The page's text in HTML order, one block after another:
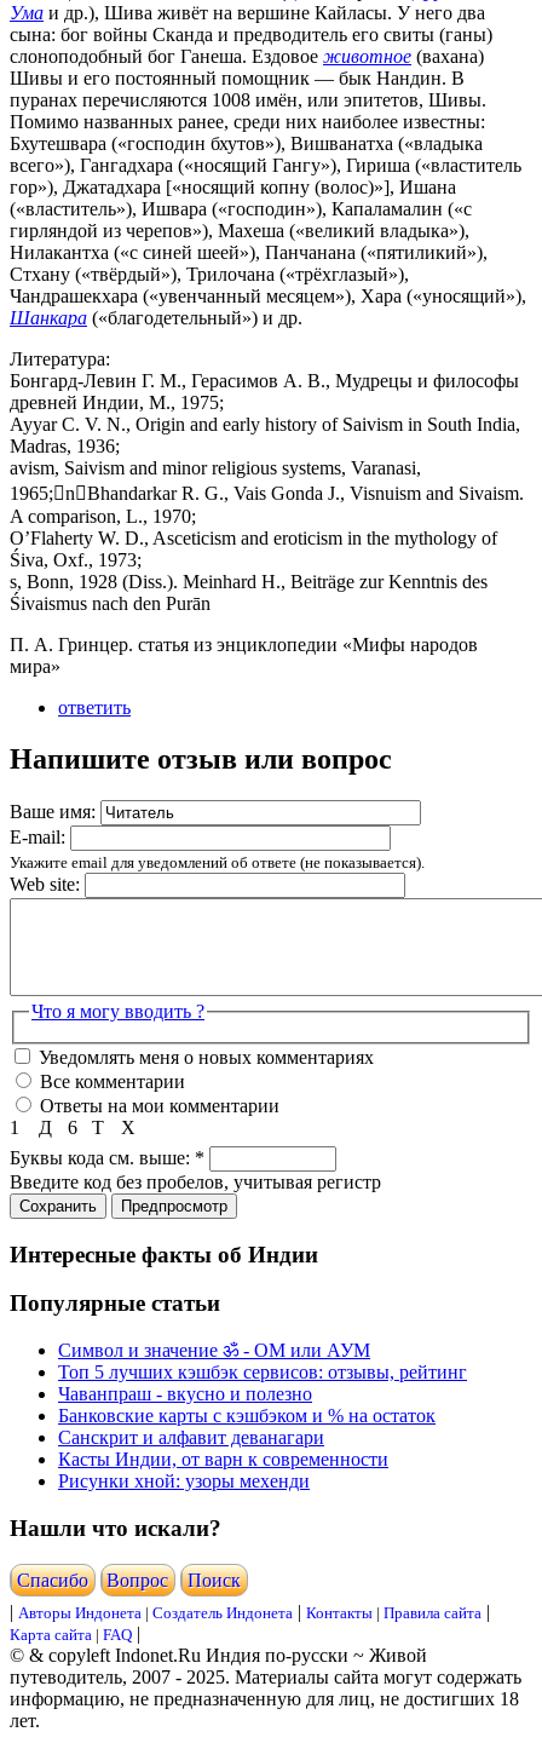
Ума и др.), Шива живёт на вершине Кайласы. У него два
сына: бог войны Сканда и предводитель его свиты (ганы)
слоноподобный бог Ганеша. Ездовое животное (вахана)
Шивы и его постоянный помощник — бык Нандин. В
пуранах перечисляются 1008 имён, или эпитетов, Шивы.
Помимо названных ранее, среди них наиболее известны:
Бхутешвара («господин бхутов»), Вишванатха («владыка
всего»), Гангадхара («носящий Гангу»), Гириша («властитель
гор»), Джатадхара [«носящий копну (волос)»], Ишана
(«властитель»), Ишвара («господин»), Капаламалин («с
гирляндой из черепов»), Махеша («великий владыка»),
Нилакантха («с синей шеей»), Панчанана («пятиликий»),
Стхану («твёрдый»), Трилочана («трёхглазый»),
Чандрашекхара («увенчанный месяцем»), Хара («уносящий»),
Шанкара («благодетельный») и др.
Литература:
Бонгард-Левин Г. М., Герасимов А. В., Мудрецы и философы
древней Индии, М., 1975;
Ayyar C. V. N., Origin and early history of Saivism in South India,
Madras, 1936;
avism, Saivism and minor religious systems, Varanasi,
1965;nBhandarkar R. G., Vais Gonda J., Visnuism and Sivaism.
A comparison, L., 1970;
O’Flaherty W. D., Asceticism and eroticism in the mythology of
Śiva, Oxf., 1973;
s, Bonn, 1928 (Diss.). Meinhard H., Beiträge zur Kenntnis des
Śivaismus nach den Purān
П. А. Гринцер. статья из энциклопедии «Мифы народов
мира»
ответить
Напишите отзыв или вопрос
Ваше имя:
E-mail:
Укажите email для уведомлений об ответе (не показывается).
Web site:
Что я могу вводить ?
Уведомлять меня о новых комментариях
Все комментарии
Ответы на мои комментарии
6
Д
1 Т
Х
Буквы кода см. выше: *
Введите код без пробелов, учитывая регистр
Интересные факты об Индии
Популярные статьи
Символ и значение ॐ - ОМ или АУМ
Топ 5 лучших кэшбэк сервисов: отзывы, рейтинг
Чаванпраш - вкусно и полезно
Банковские карты с кэшбэком и % на остаток
Санскрит и алфавит деванагари
Касты Индии, от варн к современности
Рисунки хной: узоры мехенди
Нашли что искали?
Cпасибо Вопрос
Поиск
| Авторы Индонета | Создатель Индонета | Контакты | Правила сайта |
Карта сайта | FAQ |
© & copyleft Indonet.Ru Индия по-русски ~ Живой
путеводитель, 2007 - 2025. Материалы сайта могут содержать
информацию, не предназначенную для лиц, не достигших 18
лет.